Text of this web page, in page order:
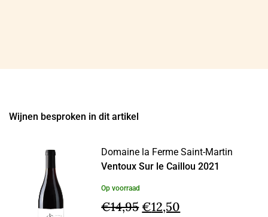
Wijnen besproken in dit artikel
Domaine la Ferme Saint-Martin
Ventoux Sur le Caillou 2021
Op voorraad
€14,95Oorspronkelijke
€12,50